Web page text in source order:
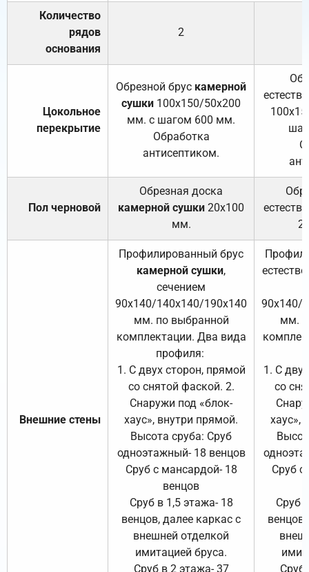
Количество
рядов
основания
2
Цокольное
перекрытие
Обрезной брус камерной
сушки 100х150/50х200
мм. с шагом 600 мм.
Обработка
антисептиком.
Пол черновой
Обрезная доска
камерной сушки 20х100
мм.
Внешние стены
Профилированный брус
камерной сушки,
сечением
90х140/140х140/190х140
мм. по выбранной
комплектации. Два вида
профиля:
1. С двух сторон, прямой
со снятой фаской. 2.
Снаружи под «блок-
хаус», внутри прямой.
Высота сруба: Сруб
одноэтажный- 18 венцов
Сруб с мансардой- 18
венцов
Сруб в 1,5 этажа- 18
венцов, далее каркас с
внешней отделкой
имитацией бруса.
Сруб в 2 этажа- 37
90х140/
мм.
1. С
со
хаус»,
Сруб с
Сруб
Сруб